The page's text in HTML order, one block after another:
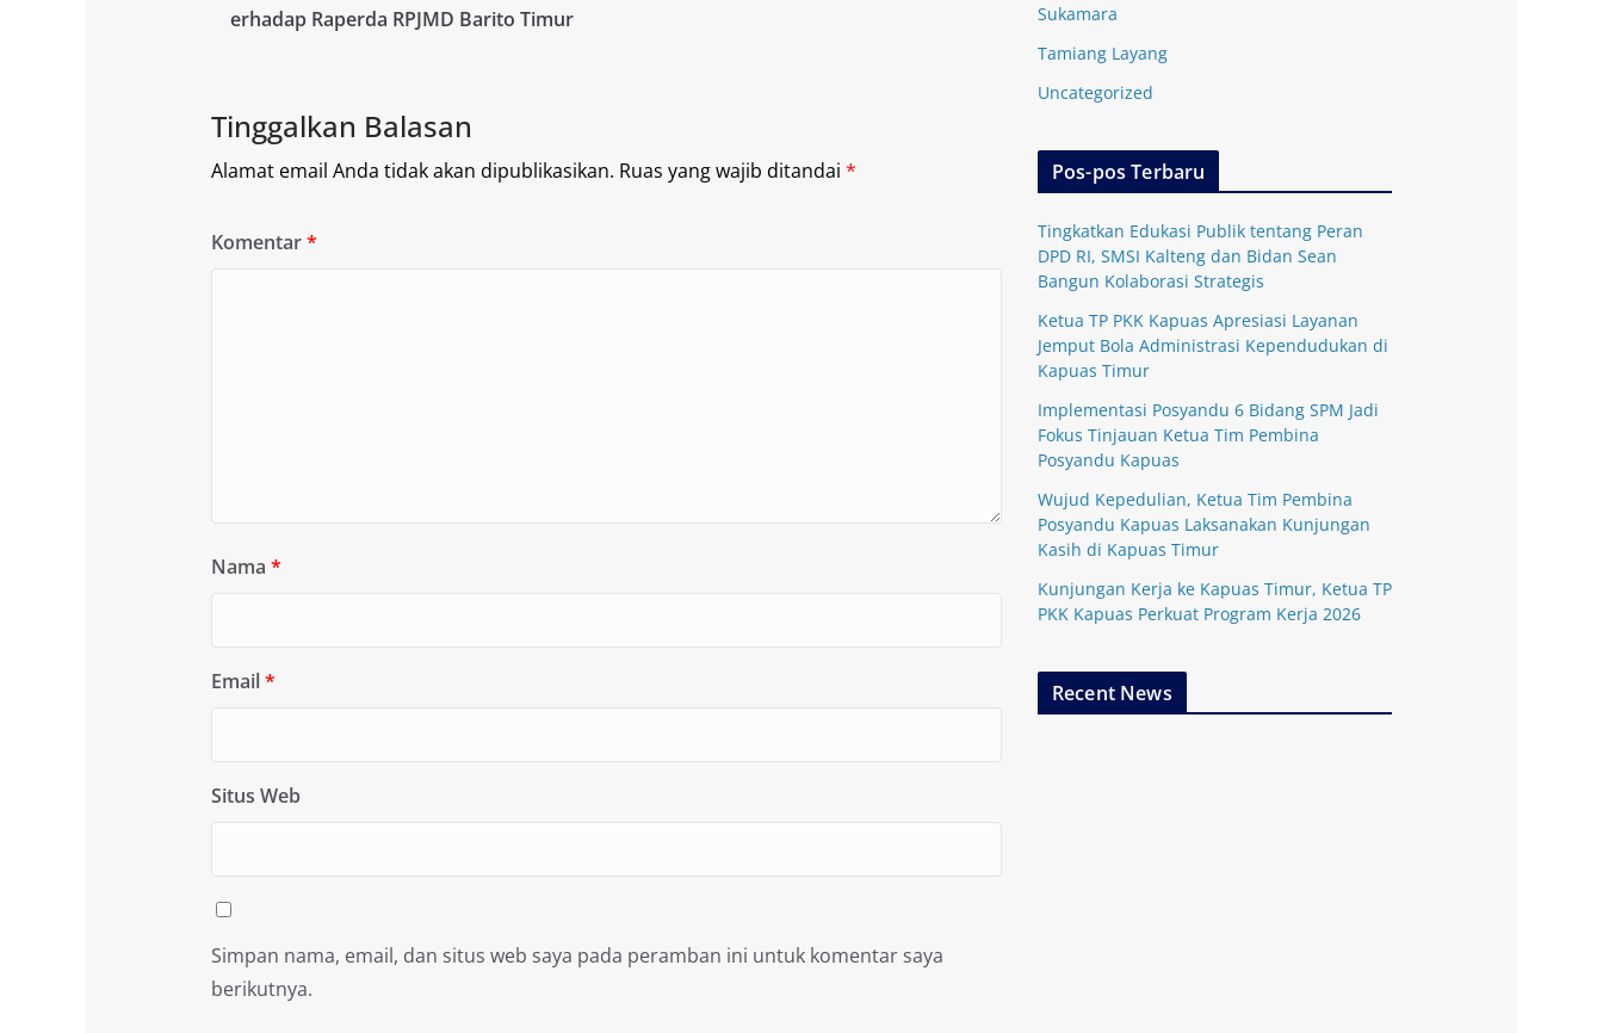
erhadap Raperda RPJMD Barito Timur
Tinggalkan Balasan
Alamat email Anda tidak akan dipublikasikan. Ruas yang wajib ditandai *
Komentar*
Nama *
Email*
Situs Web
Simpan nama, email, dan situs web saya pada peramban ini untuk komentar saya
berikutnya.
Sukamara
Tamiang Layang
Uncategorized
Pos-pos Terbaru
Tingkatkan Edukasi Publik tentang Peran
DPD RI, SMSI Kalteng dan Bidan Sean
Bangun Kolaborasi Strategis
Ketua TP PKK Kapuas Apresiasi Layanan
Jemput Bola Administrasi Kependudukan di
Kapuas Timur
Implementasi Posyandu 6 Bidang SPM Jadi
Fokus Tinjauan Ketua Tim Pembina
Posyandu Kapuas
Wujud Kepedulian, Ketua Tim Pembina
Posyandu Kapuas Laksanakan Kunjungan
Kasih di Kapuas Timur
Kunjungan Kerja ke Kapuas Timur, Ketua TP
PKK Kapuas Perkuat Program Kerja 2026
Recent News